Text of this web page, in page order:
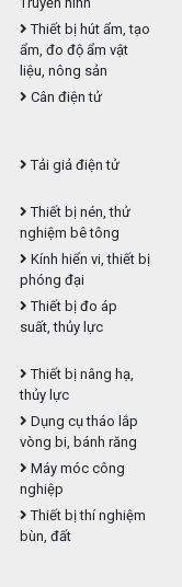
Thiết bị hút ẩm, tạo
ẩm, đo độ ẩm vật
liệu, nông sản
Cân điện tử
Tải giả điện tử
Thiết bị nén, thử
nghiệm bê tông
Kính hiển vi, thiết bị
phóng đại
Thiết bị đo áp
suất, thủy lực
Thiết bị nâng hạ,
thủy lực
Dụng cụ tháo lắp
vòng bi, bánh răng
Máy móc công
nghiệp
Thiết bị thí nghiệm
bùn, đất